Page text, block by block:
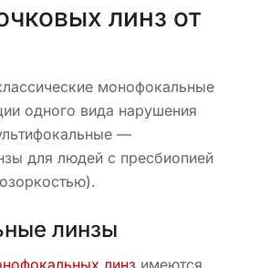
линз от
монофокальные
одного вида нарушения
—
для людей с пресбиопией
линзы
линз имеются